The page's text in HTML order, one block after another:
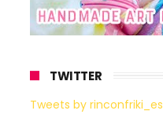
TWITTER
Tweets by rinconfriki_es